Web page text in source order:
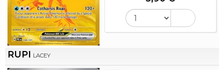
RUPI LACEY